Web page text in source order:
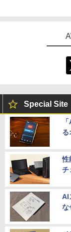
Special Site
る
性
チ
AI
な